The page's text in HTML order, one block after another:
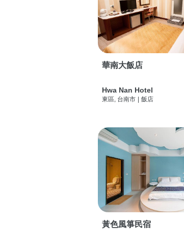
華南大飯店
Hwa Nan Hotel
東區, 台南市 飯店
黃色風箏民宿